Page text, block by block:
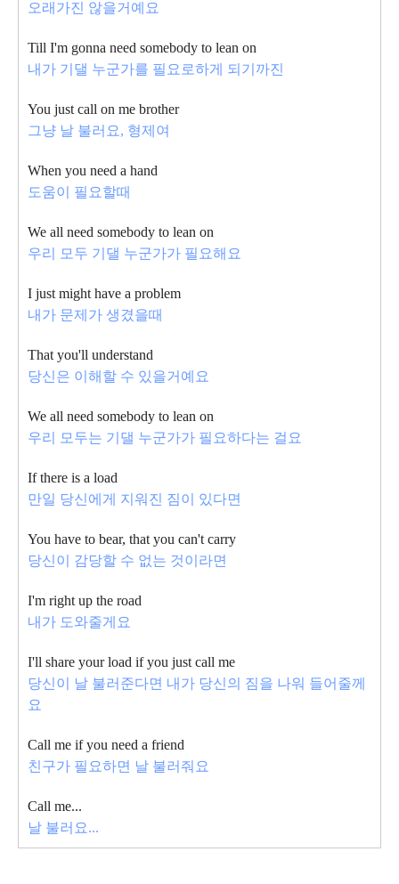
오래가진 않을거예요
Till I'm gonna need somebody to lean on
내가 기댈 누군가를 필요로하게 되기까진
You just call on me brother
그냥 날 불러요, 형제여
When you need a hand
도움이 필요할때
We all need somebody to lean on
우리 모두 기댈 누군가가 필요해요
I just might have a problem
내가 문제가 생겼을때
That you'll understand
당신은 이해할 수 있을거예요
We all need somebody to lean on
우리 모두는 기댈 누군가가 필요하다는 걸요
If there is a load
만일 당신에게 지워진 짐이 있다면
You have to bear, that you can't carry
당신이 감당할 수 없는 것이라면
I'm right up the road
내가 도와줄게요
I'll share your load if you just call me
당신이 날 불러준다면 내가 당신의 짐을 나워 들어줄께
요
Call me if you need a friend
친구가 필요하면 날 불러줘요
Call me...
날 불러요...